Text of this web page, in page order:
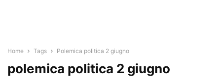
Home Tags Polemica politica 2 giugno
polemica politica 2 giugno